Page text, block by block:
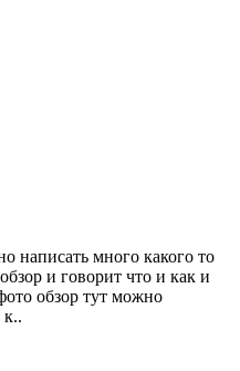
написать много какого то
и говорит что и как и
обзор тут можно
к..